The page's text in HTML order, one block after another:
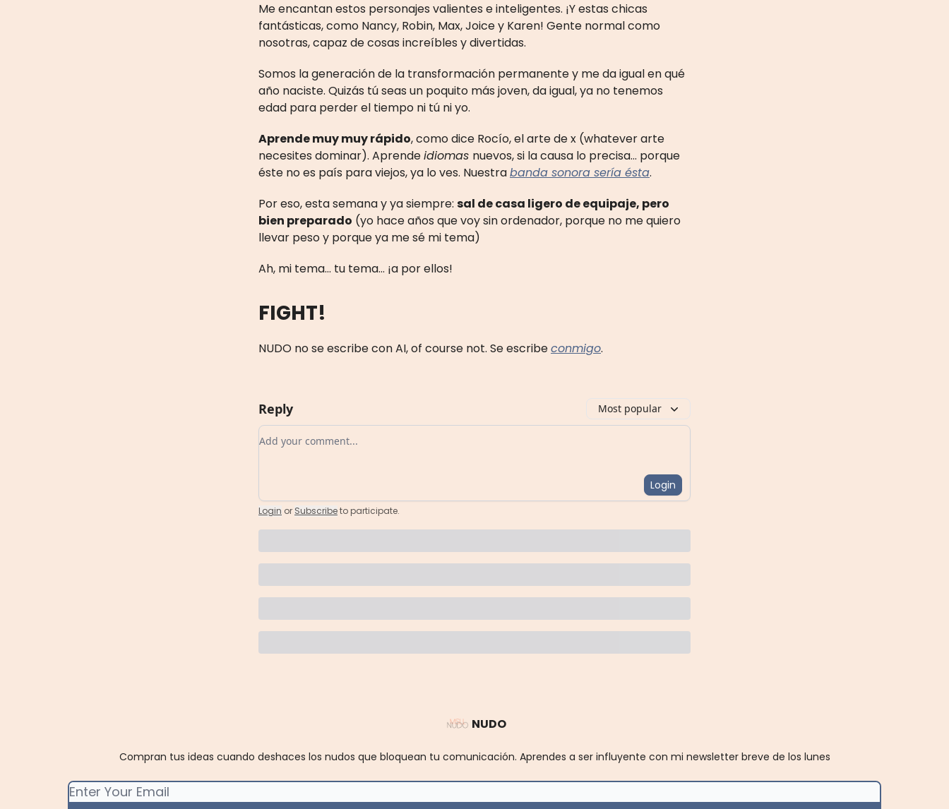
Me encantan estos personajes valientes e inteligentes. ¡Y estas chicas
fantásticas, como Nancy, Robin, Max, Joice y Karen! Gente normal como
nosotras, capaz de cosas increíbles y divertidas.
Somos la generación de la transformación permanente y me da igual en qué
año naciste. Quizás tú seas un poquito más joven, da igual, ya no tenemos
edad para perder el tiempo ni tú ni yo.
Aprende muy muy rápido, como dice Rocío, el arte de x (whatever arte
necesites dominar). Aprendeidiomas nuevos, si la causa lo precisa… porque
éste no es país para viejos, ya lo ves. Nuestrabanda sonora sería ésta.
Por eso, esta semana y ya siempre: sal de casa ligero de equipaje, pero
bien preparado (yo hace años que voy sin ordenador, porque no me quiero
llevar peso y porque ya me sé mi tema)
Ah, mi tema… tu tema… ¡a por ellos!
FIGHT!
NUDO no se escribe con AI, of course not. Se escribeconmigo.
Reply Most popular
Add your comment
Login
Login or Subscribeto participate.
NUDO
Compran tus ideas cuando deshaces los nudos que bloquean tu comunicación. Aprendes a ser influyente con mi newsletter breve de los lunes